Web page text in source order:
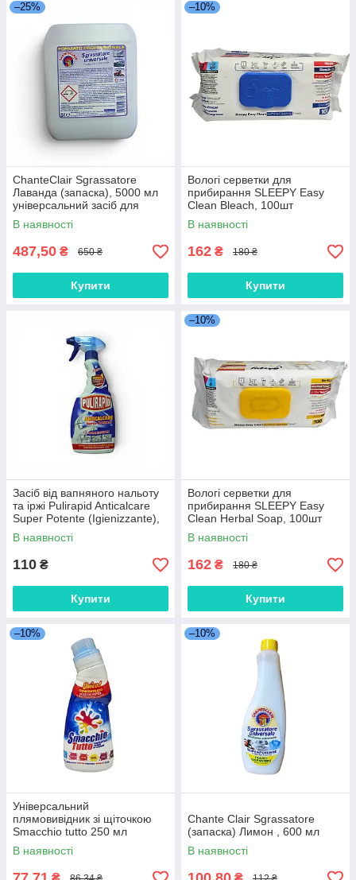
–25%
ChanteClair Sgrassatore
Лаванда (запаска), 5000 мл
універсальний засіб для
чищення будь-якого
забруднення
В наявності
487,50 ₴ 650 ₴
Купити
–10%
Вологi серветки для
прибирання SLEEPY Easy
Clean Bleach, 100шт
В наявності
162 ₴ 180 ₴
Купити
Засіб від вапняного нальоту
та іржі Pulirapid Anticalcare
Super Potente (Igienizzante),
500 мл
В наявності
110 ₴
Купити
–10%
Вологi серветки для
прибирання SLEEPY Easy
Clean Herbal Soap, 100шт
В наявності
162 ₴ 180 ₴
Купити
–10%
Універсальний
плямовивідник зі щіточкою
Smacchio tutto 250 мл
В наявності
–10%
Chante Clair Sgrassatore
(запаска) Лимон , 600 мл
В наявності